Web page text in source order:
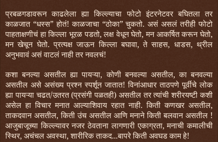
प्रबळगडावरून काढलेला ह्या किल्ल्याचा फोटो इंटरनेटवर बघितला तर
काळजात “धस्स” होतं! काळजाचा “ठोका” चुकतो. असं असलं तरीही फोटो
पाहताक्षणीचं हा किल्ला भूरळ पडतो, लक्ष वेधून घेतो, मन आकर्षित करून घेतो,
मन खेचून घेतो. प्रत्यक्ष जाऊन किल्ला बघावा, ते साहस, धाडस, थ्रील
अनुभवावं असं वाटलं नाही तर नवलचं!
कशा बनल्या असतील ह्या पायऱ्या, कोणी बनवल्या असतील, का बनवल्या
असतील असे असंख्य प्रश्न स्पर्शून जातात! विनांआधार ताठपणे पूर्वीचे लोक
ह्या पायऱ्या चढत/उतरत (प्रसंगी पळतही) असतील तर त्यांची शरीरयष्टी कशी
असेल हा विचार मनात आल्याशिवाय रहात नाही. किती कणखर असतील,
ताकदवान असतील, किती उंच असतील आणि मनाने किती बलवान असतील !
आजुबाजूच्या किल्ल्यावर नजर ठेवताना लागणारी एकाग्रता, मनाची कमालीची
स्थिर, अचंचल अवस्था, शारीरिक ताकद...बापरे किती अवघड काम हे!